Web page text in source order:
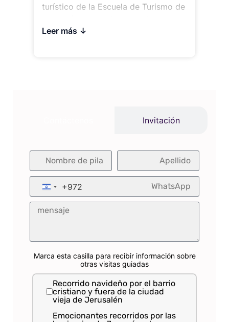
turístico de la Escuela de Turismo de
Leer más
Invitación
Israel +972
+972
Marca esta casilla para recibir información sobre
otras visitas guiadas
Recorrido navideño por el barrio
cristiano y fuera de la ciudad
vieja de Jerusalén
Emocionantes recorridos por las